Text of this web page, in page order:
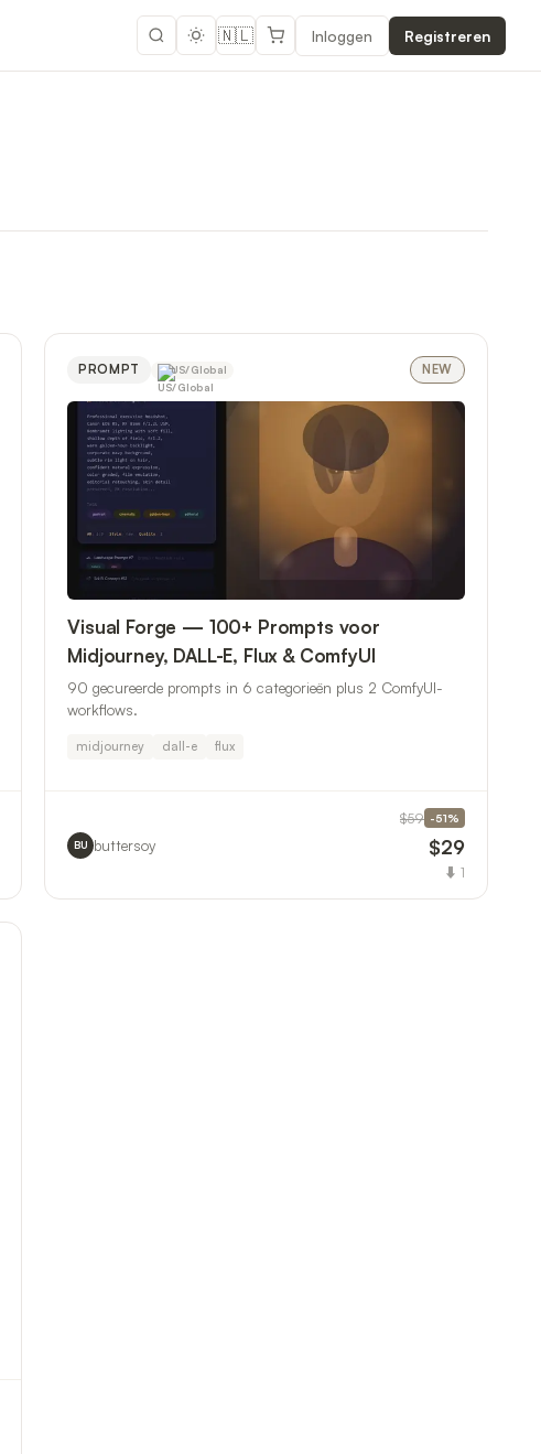
🇳🇱 Inloggen Registreren
PROMPT US/Global NEW
Visual Forge — 100+ Prompts voor
Midjourney, DALL-E, Flux & ComfyUI
90 gecureerde prompts in 6 categorieën plus 2 ComfyUI-
workflows.
midjourney dall-e flux
BU buttersoy
$59 -51%
$29
⬇ 1